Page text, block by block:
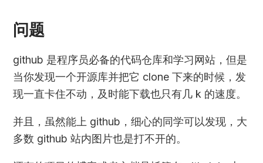
问题
github 是程序员必备的代码仓库和学习网站，但是
当你发现一个开源库并把它 clone 下来的时候，发
现一直卡住不动，及时能下载也只有几 k 的速度。
并且，虽然能上 github，细心的同学可以发现，大
多数 github 站内图片也是打不开的。